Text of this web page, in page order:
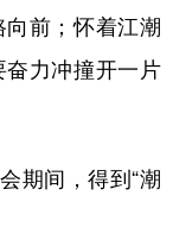
前；怀着江潮
力冲撞开一片
期间，得到“潮